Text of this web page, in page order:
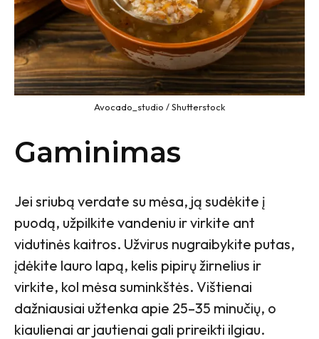
Avocado_studio / Shutterstock
Gaminimas
Jei sriubą verdate su mėsa, ją sudėkite į
puodą, užpilkite vandeniu ir virkite ant
vidutinės kaitros. Užvirus nugraibykite putas,
įdėkite lauro lapą, kelis pipirų žirnelius ir
virkite, kol mėsa suminkštės. Vištienai
dažniausiai užtenka apie 25–35 minučių, o
kiaulienai ar jautienai gali prireikti ilgiau.